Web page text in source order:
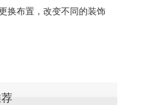
换布置，改变不同的装饰